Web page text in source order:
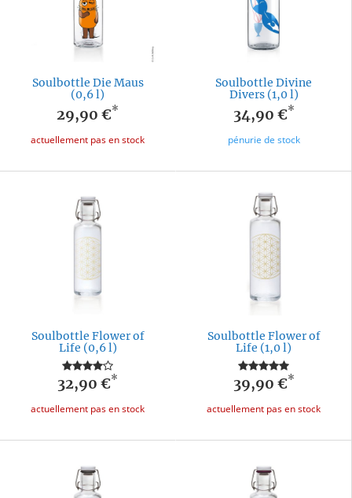
Soulbottle Die Maus
(0,6 l)
29,90 €*
actuellement pas en stock
Soulbottle Divine
Divers (1,0 l)
34,90 €*
pénurie de stock
Soulbottle Flower of
Life (0,6 l)
32,90 €*
actuellement pas en stock
Soulbottle Flower of
Life (1,0 l)
39,90 €*
actuellement pas en stock